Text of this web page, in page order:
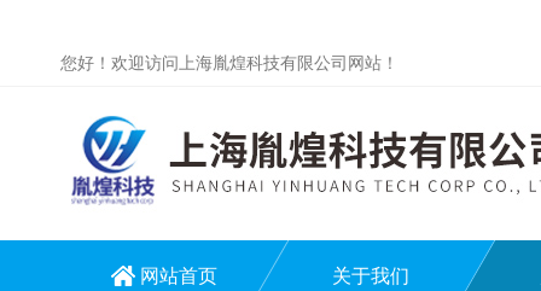
您好！欢迎访问上海胤煌科技有限公司网站！
网站首页 关于我们